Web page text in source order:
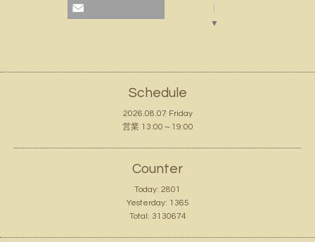
▼
Schedule
2026.08.07 Friday
営業 13:00～19:00
Counter
Today: 2801
Yesterday: 1365
Total: 3130674